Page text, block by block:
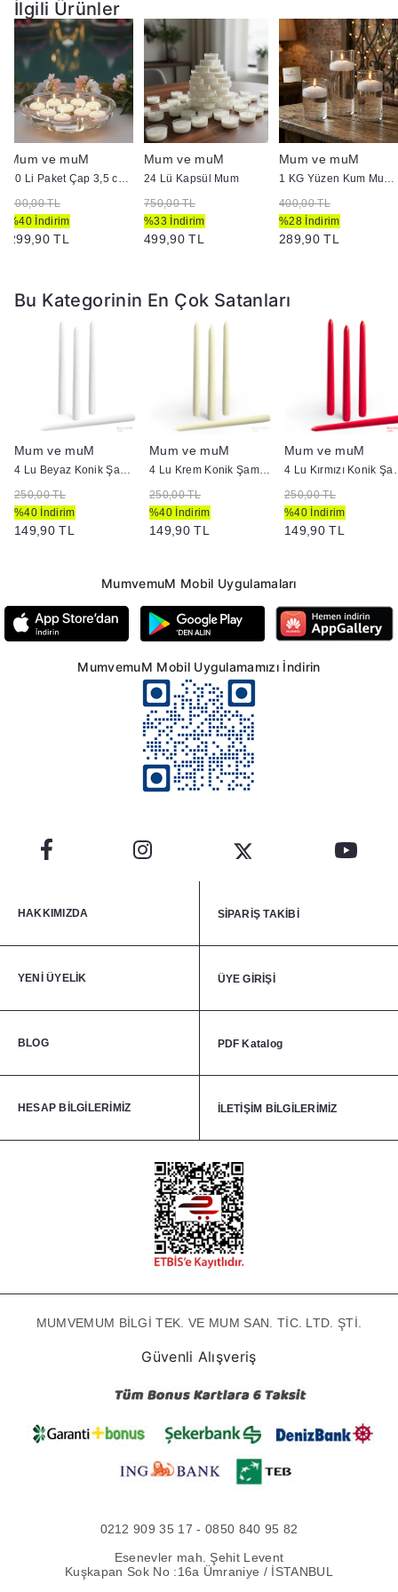
İlgili Ürünler
Mum ve muM
50 Li Paket Çap 3,5 cm Beyaz Yüzen Mum
500,00 TL
%40 İndirim
299,90 TL
Mum ve muM
24 Lü Kapsül Mum
750,00 TL
%33 İndirim
499,90 TL
Mum ve muM
1 KG Yüzen Kum Mum ( İnci Tozu Mum )
400,00 TL
%28 İndirim
289,90 TL
Bu Kategorinin En Çok Satanları
Mum ve muM
4 Lu Beyaz Konik Şamdan Mum
250,00 TL
%40 İndirim
149,90 TL
Mum ve muM
4 Lu Krem Konik Şamdan Mum
250,00 TL
%40 İndirim
149,90 TL
Mum ve muM
4 Lu
250,00 TL
%40 İndirim
149,90 TL
MumvemuM Mobil Uygulamaları
MumvemuM Mobil Uygulamamızı İndirin
HAKKIMIZDA SİPARİŞ TAKİBİ
YENİ ÜYELİK ÜYE GİRİŞİ
BLOG PDF Katalog
HESAP BİLGİLERİMİZ İLETİŞİM BİLGİLERİMİZ
MUMVEMUM BİLGİ TEK. VE MUM SAN. TİC. LTD. ŞTİ.
Güvenli Alışveriş
0212 909 35 17 - 0850 840 95 82
Esenevler mah. Şehit Levent
Kuşkapan Sok No :16a Ümraniye / İSTANBUL